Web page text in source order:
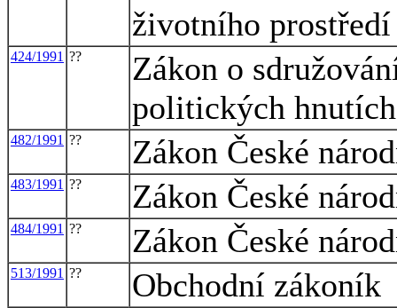
životního prostředí
424/1991 ??
Zákon o
politických hnutích
482/1991 ?? Zákon České
483/1991 ?? Zákon České
484/1991 ?? Zákon České
513/1991 ?? Obchodní zákoník